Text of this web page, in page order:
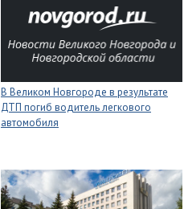
В Великом Новгороде в результате
ДТП погиб водитель легкового
автомобиля